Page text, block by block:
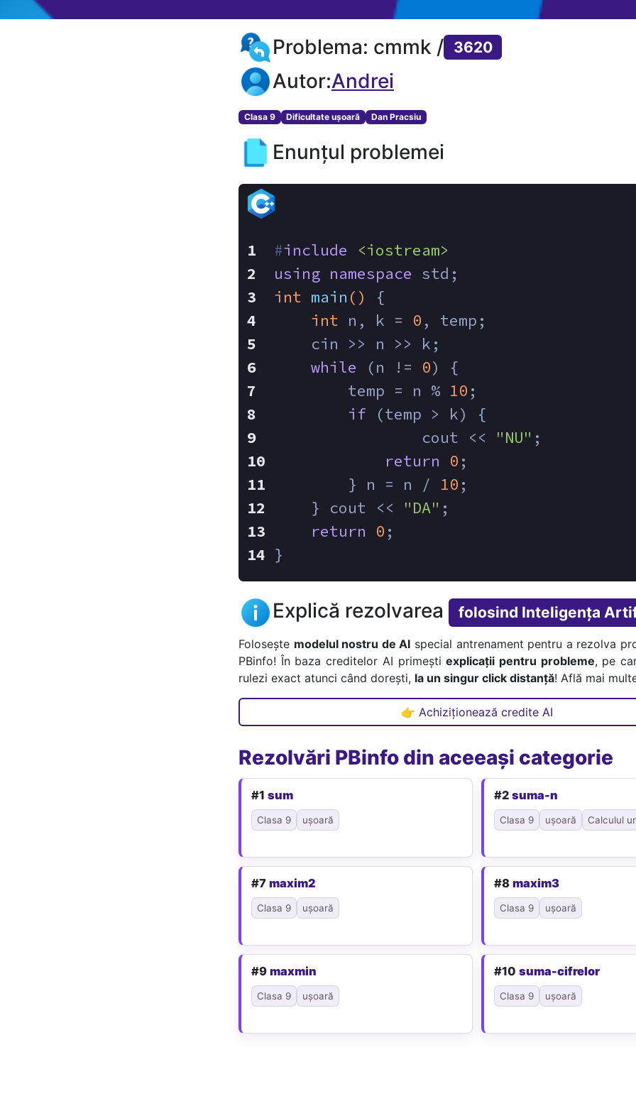
Problema: cmmk / 3620
Autor:Andrei
Clasa 9 Dificultate ușoară Dan Pracsiu
Enunțul problemei
#include
<iostream>
using namespace std;
int main ()
{
int n, k = 0 , temp;
    cin >> n >> k;
while (n != 0) {
    	temp = n %
10 ;
if (temp > k) {
        	cout <<
"NU" ;
return
0 ;
        } n = n /
10 ;
    } cout <<
"DA" ;
return
0 ;
}
Explică rezolvarea folosind Inteligența
Folosește modelul nostru de AI special antrenament pentru a rezolva
PBinfo! În baza creditelor AI primeștiexplicații pentru probleme, pe
rulezi exact atunci când dorești, la un singur click distanță! Află mai
👉 Achiziționează credite AI
Rezolvări PBinfo din aceeași categorie
#1 sum
Clasa 9 ușoară
#2 suma-n
Clasa 9 ușoară Calculul
#7 maxim2
Clasa 9 ușoară
#8 maxim3
Clasa 9 ușoară
#9 maxmin
Clasa 9 ușoară
#10 suma-cifrelor
Clasa 9 ușoară